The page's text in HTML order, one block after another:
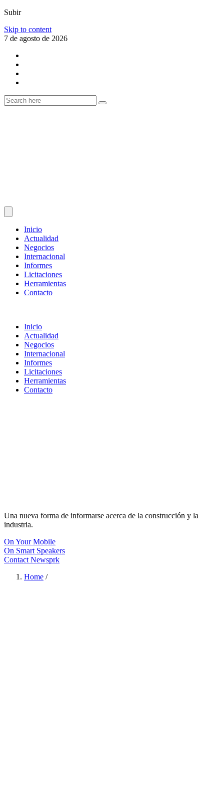
Subir
Skip to content
7 de agosto de 2026
Inicio
Actualidad
Negocios
Internacional
Informes
Licitaciones
Herramientas
Contacto
Inicio
Actualidad
Negocios
Internacional
Informes
Licitaciones
Herramientas
Contacto
Una nueva forma de informarse acerca de la construcción y la
industria.
On Your Mobile
On Smart Speakers
Contact Newsprk
Home /